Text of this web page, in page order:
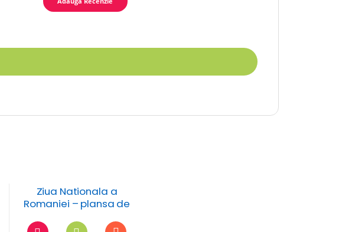
Ziua Nationala a
Romaniei – plansa de